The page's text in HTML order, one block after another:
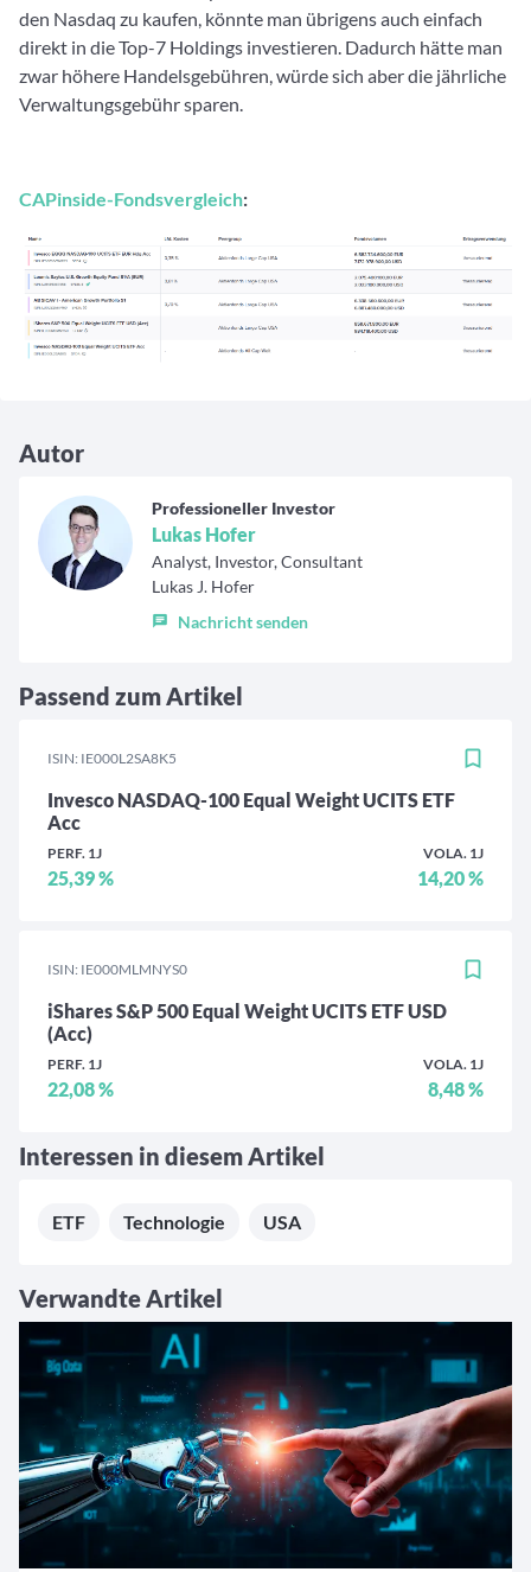
den Nasdaq zu kaufen, könnte man übrigens auch einfach
direkt in die Top-7 Holdings investieren. Dadurch hätte man
zwar höhere Handelsgebühren, würde sich aber die jährliche
Verwaltungsgebühr sparen.
CAPinside-Fondsvergleich:
Autor
Professioneller Investor
Lukas Hofer
Analyst, Investor, Consultant
Lukas J. Hofer
Nachricht senden
Passend zum Artikel
ISIN: IE000L2SA8K5
Invesco NASDAQ-100 Equal Weight UCITS ETF
Acc
PERF. 1J
25,39 %
VOLA. 1J
14,20 %
ISIN: IE000MLMNYS0
iShares S&P 500 Equal Weight UCITS ETF USD
(Acc)
PERF. 1J
22,08 %
VOLA. 1J
8,48 %
Interessen in diesem Artikel
ETF Technologie USA
Verwandte Artikel